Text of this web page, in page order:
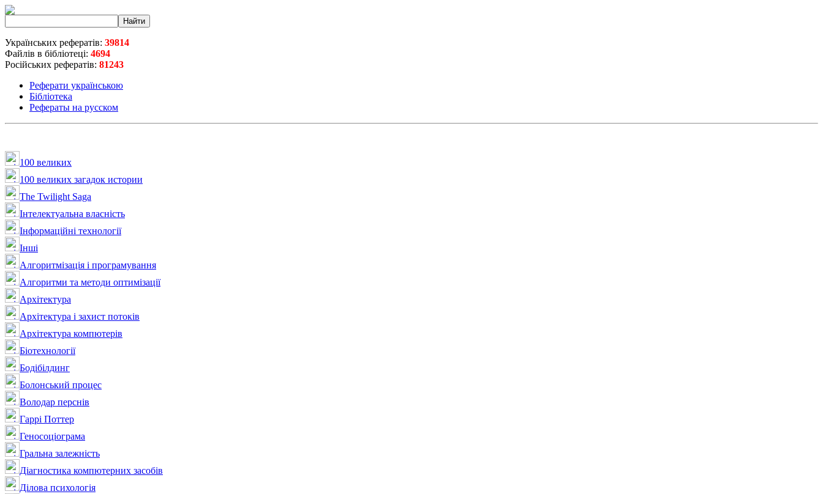
Українських рефератів: 39814
Файлів в бібліотеці: 4694
Російських рефератів: 81243
Реферати українською
Бібліотека
Рефераты на русском
100 великих
100 великих загадок истории
The Twilight Saga
Інтелектуальна влaсність
Інформаційні технології
Інші
Алгоритмізація і програмування
Алгоритми та методи оптимізації
Архітектура
Архітектура і захист потоків
Архітектура компютерів
Біотехнології
Бодібілдинг
Болонський процес
Володар перснів
Гаррі Поттер
Геносоціограма
Гральна залежність
Діагностика компютерних засобів
Ділова психологія